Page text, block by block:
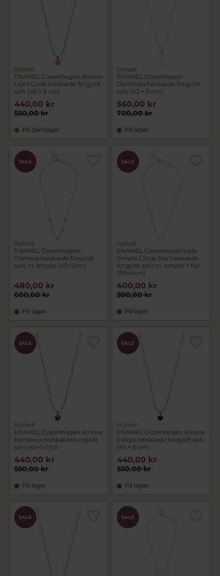
Nyhed
ENAMEL Copenhagen Amore
Light Coral halskæde forgyldt
sølv (45 + 5 cm)
550,00 kr
440,00 kr
På fjernlager
Nyhed
ENAMEL Copenhagen
Dorothea halskæde forgyldt
sølv (42 + 5 cm)
700,00 kr
560,00 kr
På lager
SALE
Nyhed
ENAMEL Copenhagen
Theresia halskæde forgyldt
sølv m. emalje (40+5cm)
600,00 kr
480,00 kr
På lager
SALE
Nyhed
ENAMEL Copenhagen Lola
Simple Citrus Sky halskæde
forgyldt sølv m. emalje + fvp
(38+4cm)
500,00 kr
400,00 kr
På lager
SALE
Nyhed
ENAMEL Copenhagen Amore
Bordeaux halskæde forgyldt
sølv (45+5 cm)
550,00 kr
440,00 kr
På lager
SALE
Nyhed
ENAMEL Copenhagen Amore
Indigo halskæde forgyldt sølv
(45 + 5 cm)
550,00 kr
440,00 kr
På lager
SALE SALE